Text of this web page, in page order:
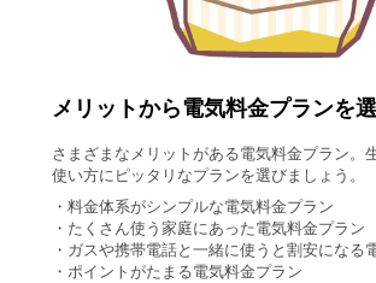
メリットから電気料金プランを
さまざまなメリットがある電気料金プラン。
使い方にピッタリなプランを選びましょう。
・料金体系がシンプルな電気料金プラン
・たくさん使う家庭にあった電気料金プラン
・ガスや携帯電話と一緒に使うと割安になる
・ポイントがたまる電気料金プラン